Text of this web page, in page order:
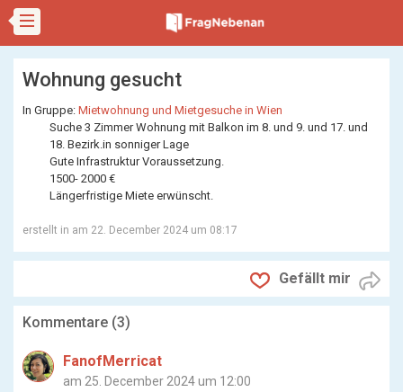
Wohnung gesucht
In Gruppe: Mietwohnung und Mietgesuche in Wien
Suche 3 Zimmer Wohnung mit Balkon im 8. und 9. und 17. und
18. Bezirk.in sonniger Lage
Gute Infrastruktur Voraussetzung.
1500- 2000 €
Längerfristige Miete erwünscht.
erstellt in am 22. December 2024 um 08:17
Gefällt mir
Kommentare (3)
FanofMerricat
am 25. December 2024 um 12:00